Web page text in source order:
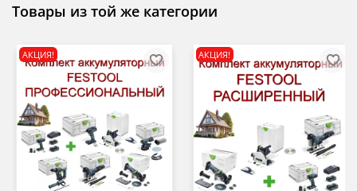
Товары из той же категории
АКЦИЯ! АКЦИЯ!